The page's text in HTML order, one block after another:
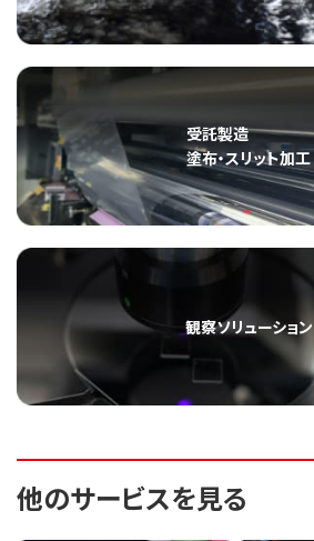
受託製造
塗布・スリット加工
観察ソリューション
他のサービスを見る